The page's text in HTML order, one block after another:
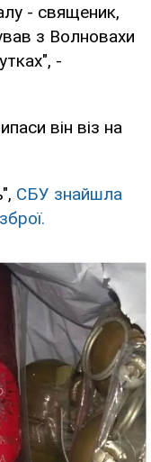
- священик,
з Волновахи
-
він віз на
СБУ знайшла